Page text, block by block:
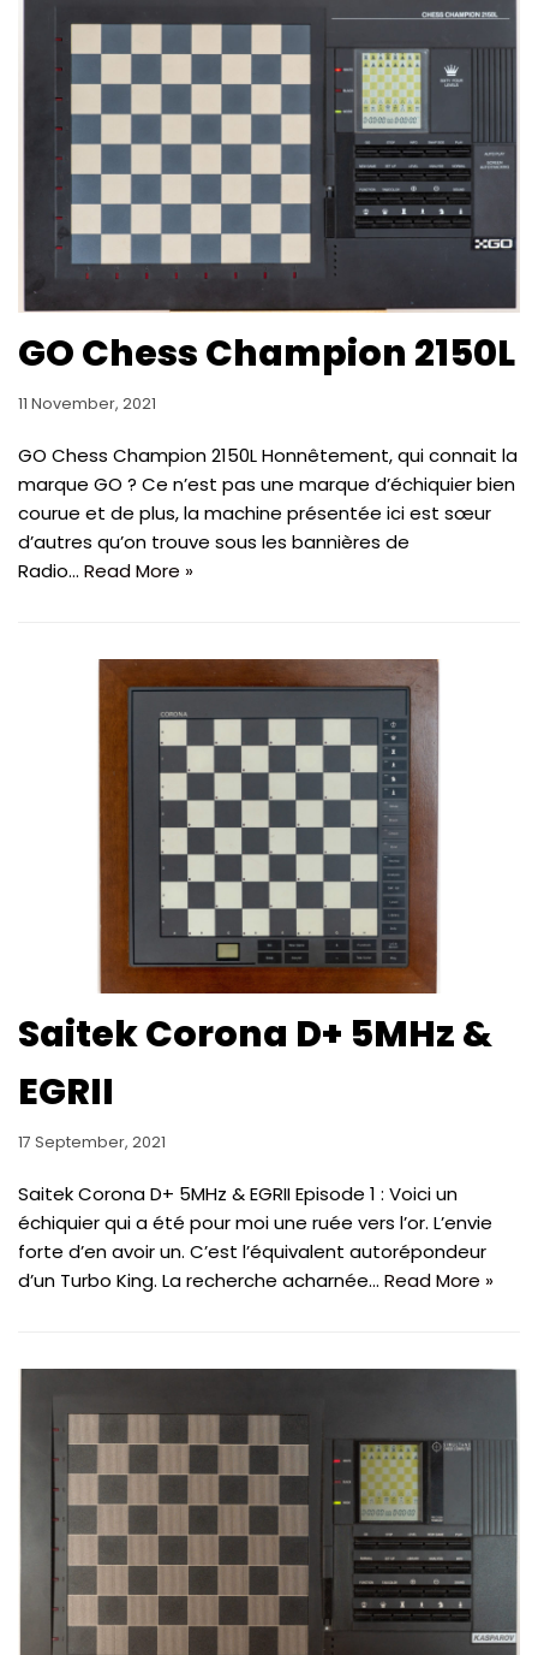
GO Chess Champion 2150L
11 November, 2021
GO Chess Champion 2150L Honnêtement, qui connait la
marque GO ? Ce n’est pas une marque d’échiquier bien
courue et de plus, la machine présentée ici est sœur
d’autres qu’on trouve sous les bannières de
Radio… Read More »
Saitek Corona D+ 5MHz &
EGRII
17 September, 2021
Saitek Corona D+ 5MHz & EGRII Episode 1 : Voici un
échiquier qui a été pour moi une ruée vers l’or. L’envie
forte d’en avoir un. C’est l’équivalent autorépondeur
d’un Turbo King. La recherche acharnée… Read More »